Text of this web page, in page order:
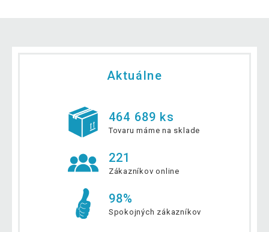
Aktuálne
464 689 ks
Tovaru máme na sklade
221
Zákazníkov online
98%
Spokojných zákazníkov